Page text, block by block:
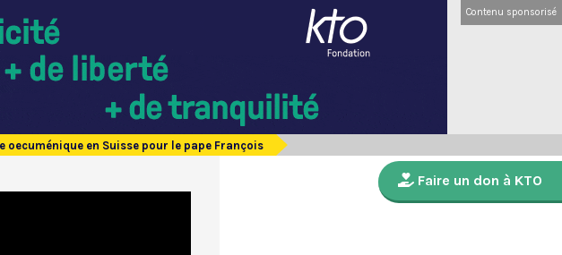
Contenu sponsorisé
oecuménique en Suisse pour le pape François
Faire un don à KTO